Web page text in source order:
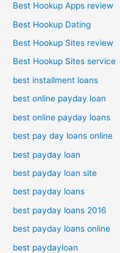
Best Hookup Apps review
Best Hookup Dating
Best Hookup Sites review
Best Hookup Sites service
best installment loans
best online payday loan
best online payday loans
best pay day loans online
best payday loan
best payday loan site
best payday loans
best payday loans 2016
best payday loans online
best paydayloan